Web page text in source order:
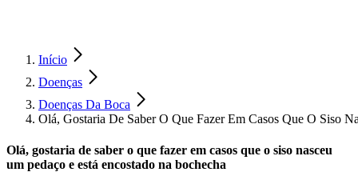
Início
Doenças
Doenças Da Boca
Olá, Gostaria De Saber O Que Fazer Em Casos Que O Siso
Olá, gostaria de saber o que fazer em casos que o siso nasceu
um pedaço e está encostado na bochecha